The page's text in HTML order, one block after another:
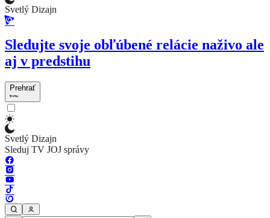
Svetlý Dizajn
Sledujte svoje obľúbené relácie naživo ale
aj v predstihu
Prehrať
Svetlý Dizajn
Sleduj TV JOJ správy